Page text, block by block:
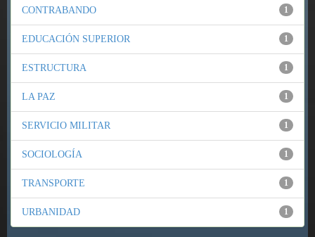
1
CONTRABANDO
1
EDUCACIÓN SUPERIOR
1
ESTRUCTURA
1
LA PAZ
1
SERVICIO MILITAR
1
SOCIOLOGÍA
1
TRANSPORTE
1
URBANIDAD